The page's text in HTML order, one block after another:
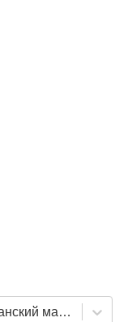
Мастино неаполитано (Неаполитанский мастиф)